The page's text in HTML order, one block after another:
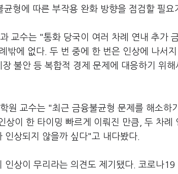
형에 따른 부작용 완화 방향을 점검할 필요
교수는 "통화 당국이 여러 차례 연내 추가
밖에 없다. 두 번 중에 한 번은 인상에 나서
불안 등 복합적 경제 문제에 대응하기 위
원 교수는 "최근 금융불균형 문제를 해소
상이 한 타이밍 빠르게 이뤄진 만큼, 두 차
인상되지 않을까 싶다"고 내다봤다.
인상이 무리라는 의견도 제기됐다. 코로나